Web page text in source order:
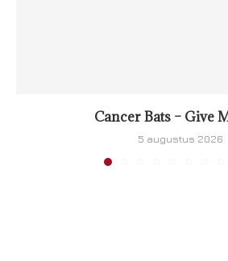
Cancer Bats – Give
5 augustus 2026